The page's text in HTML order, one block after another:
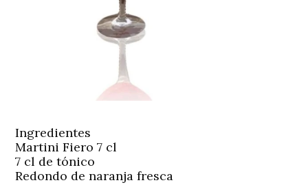
Ingredientes
Martini Fiero 7 cl
7 cl de tónico
Redondo de naranja fresca